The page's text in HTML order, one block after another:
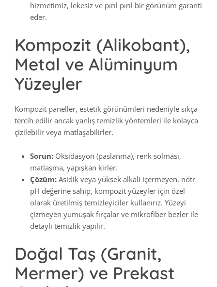
hizmetimiz, lekesiz ve pırıl pırıl bir görünüm garanti
eder.
Kompozit (Alikobant),
Metal ve Alüminyum
Yüzeyler
Kompozit paneller, estetik görünümleri nedeniyle sıkça
tercih edilir ancak yanlış temizlik yöntemleri ile kolayca
çizilebilir veya matlaşabilirler.
Sorun: Oksidasyon (paslanma), renk solması,
matlaşma, yapışkan kirler.
Çözüm: Asidik veya yüksek alkali içermeyen, nötr
pH değerine sahip, kompozit yüzeyler için özel
olarak üretilmiş temizleyiciler kullanırız. Yüzeyi
çizmeyen yumuşak fırçalar ve mikrofiber bezler ile
detaylı temizlik yapılır.
Doğal Taş (Granit,
Mermer) ve Prekast